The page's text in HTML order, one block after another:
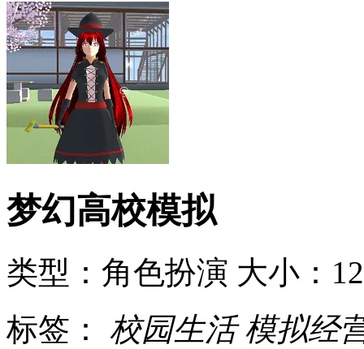
梦幻高校模拟
类型：角色扮演 大小：
标签： 校园生活 模拟经